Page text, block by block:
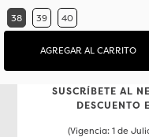
38 39 40
AGREGAR AL CARRITO
SUSCRÍBETE AL
DESCUENTO
(Vigencia: 1 de